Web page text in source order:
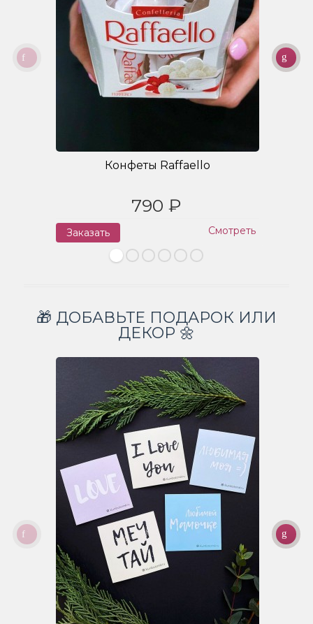
Конфеты Raffaello
790 ₽
Заказать Смотреть
🎁 ДОБАВЬТЕ ПОДАРОК ИЛИ
ДЕКОР 🌼